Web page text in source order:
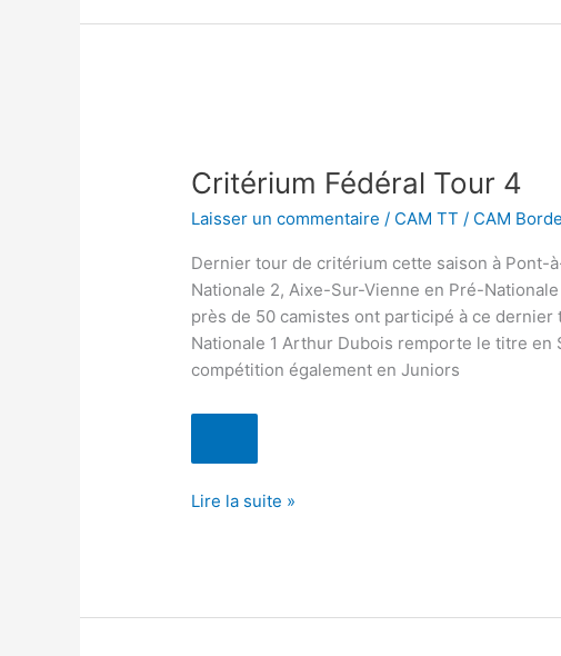
Critérium Fédéral Tour 4
Laisser un commentaire / CAM TT / CAM
Dernier tour de critérium cette saison à Pont-
Nationale 2, Aixe-Sur-Vienne en Pré-
près de 50 camistes ont participé à ce
Nationale 1 Arthur Dubois remporte le titre
compétition également en Juniors
Tour
Lire la suite »